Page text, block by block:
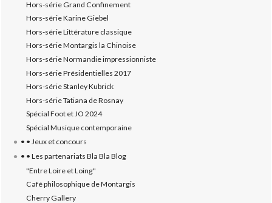
Hors-série Grand Confinement
Hors-série Karine Giebel
Hors-série Littérature classique
Hors-série Montargis la Chinoise
Hors-série Normandie impressionniste
Hors-série Présidentielles 2017
Hors-série Stanley Kubrick
Hors-série Tatiana de Rosnay
Spécial Foot et JO 2024
Spécial Musique contemporaine
• • Jeux et concours
• • Les partenariats Bla Bla Blog
"Entre Loire et Loing"
Café philosophique de Montargis
Cherry Gallery